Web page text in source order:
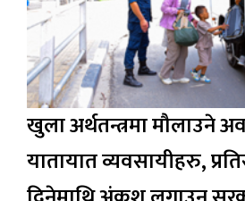
खुला अर्थतन्त्रमा मौलाउने
यातायात व्यवसायीहरु,